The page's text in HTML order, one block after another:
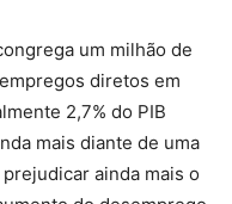
um milhão de
diretos em
2,7% do PIB
mais diante de uma
ainda mais o